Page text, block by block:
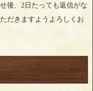
後、2日たっても返信がな
だきますようよろしくお